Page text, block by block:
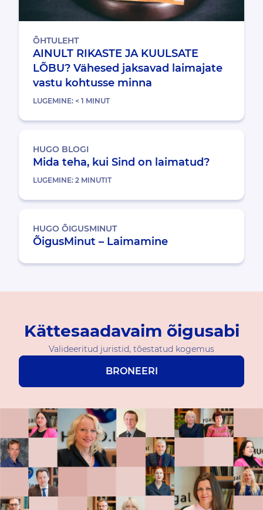
ÕHTULEHT
AINULT RIKASTE JA KUULSATE
LÕBU? Vähesed jaksavad laimajate
vastu kohtusse minna
LUGEMINE: < 1 MINUT
HUGO BLOGI
Mida teha, kui Sind on laimatud?
LUGEMINE: 2 MINUTIT
HUGO ÕIGUSMINUT
ÕigusMinut – Laimamine
Kättesaadavaim õigusabi
Valideeritud juristid, tõestatud kogemus
BRONEERI